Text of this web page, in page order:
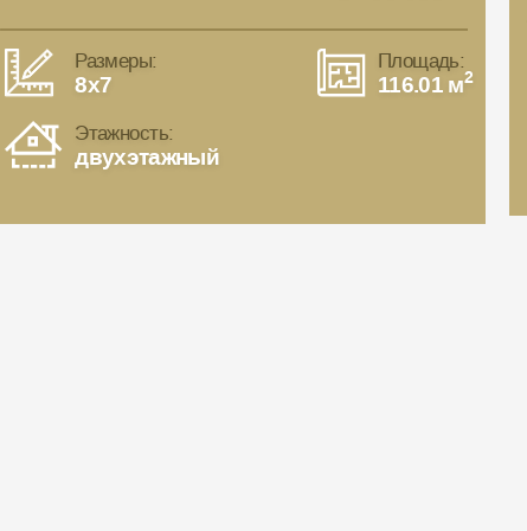
Размеры:
8x7
Площадь:
116.01 м2
Этажность:
двухэтажный